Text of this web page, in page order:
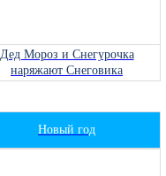
Дед Мороз и Снегурочка
наряжают Снеговика
Новый год